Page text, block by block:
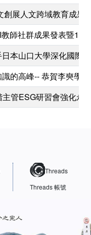
展人文跨域教育成果
師社群成果發表暨
本山口大學深化國際
的高峰-- 恭賀李奭學
管ESG研習會強化永
Threads
Threads 帳號